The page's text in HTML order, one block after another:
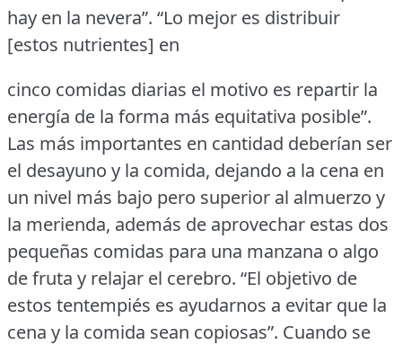
hay en la nevera”. “Lo mejor es distribuir
[estos nutrientes] en
cinco comidas diarias el motivo es repartir la
energía de la forma más equitativa posible”.
Las más importantes en cantidad deberían ser
el desayuno y la comida, dejando a la cena en
un nivel más bajo pero superior al almuerzo y
la merienda, además de aprovechar estas dos
pequeñas comidas para una manzana o algo
de fruta y relajar el cerebro. “El objetivo de
estos tentempiés es ayudarnos a evitar que la
cena y la comida sean copiosas”. Cuando se